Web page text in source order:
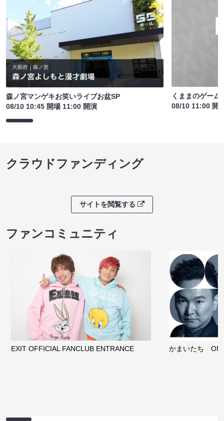
森ノ宮マンゲキお笑いライブお盆SP
08/10 10:45 開場 11:00 開演
くままのゲー
08/10 11:00 開
クラウドファンディング
サイトを閲覧する
ファンコミュニティ
EXIT OFFICIAL FANCLUB ENTRANCE かまいたち